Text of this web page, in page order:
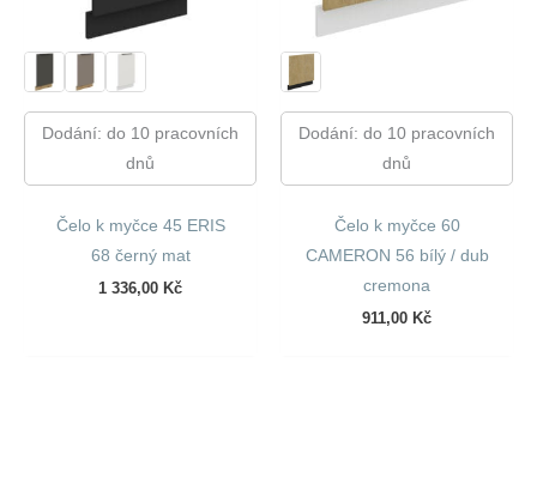
Dodání: do 10 pracovních
dnů
Čelo k myčce 45 ERIS
68 černý mat
1 336,00 Kč
Dodání: do 10 pracovních
dnů
Čelo k myčce 60
CAMERON 56 bílý / dub
cremona
911,00 Kč